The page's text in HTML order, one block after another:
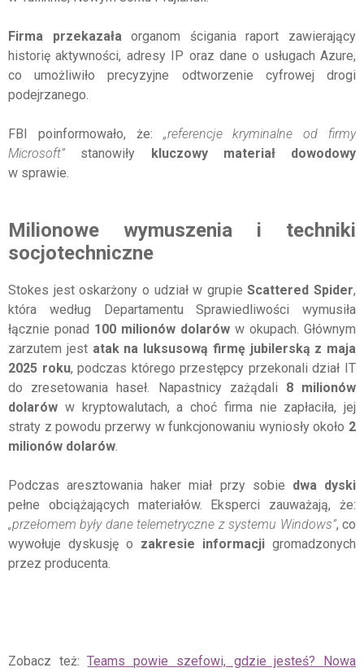
Firma przekazałaorganom ścigania raport zawierający
historię aktywności, adresy IP oraz dane o usługach Azure,
co umożliwiło precyzyjne odtworzenie cyfrowej drogi
podejrzanego.
FBI poinformowało, że: „referencje kryminalne od firmy
Microsoft”stanowiły
kluczowy materiał dowodowy
w sprawie.
Milionowe wymuszenia i techniki
socjotechniczne
Stokes jest oskarżony o udział w grupieScattered Spider,
która według Departamentu Sprawiedliwości wymusiła
łącznie ponad 100 milionów dolarów w okupach. Głównym
zarzutem jest atak na luksusową firmę jubilerską z maja
2025 roku, podczas którego przestępcy przekonali dział IT
do zresetowania haseł. Napastnicy zażądali 8 milionów
dolarów w kryptowalutach, a choć firma nie zapłaciła, jej
straty z powodu przerwy w funkcjonowaniu wyniosły około 2
milionów dolarów.
Podczas aresztowania haker miał przy sobie dwa dyski
pełne obciążających materiałów. Eksperci zauważają, że:
„przełomem były dane telemetryczne z systemu Windows”, co
wywołuje dyskusję o zakresie informacji gromadzonych
przez producenta.
Zobacz też:Teams powie szefowi, gdzie jesteś? Nowa